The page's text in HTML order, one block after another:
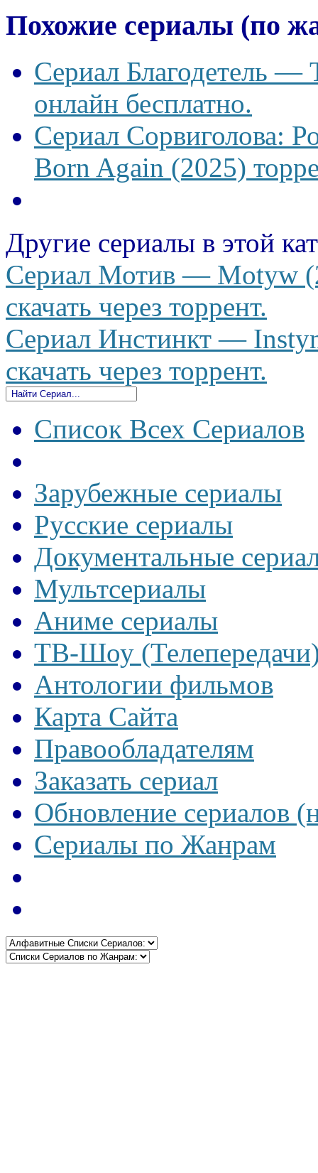
Похожие сериалы (по
Сериал Благодетель —
онлайн бесплатно.
Сериал Сорвиголова:
Born Again (2025)
Другие сериалы в этой
Сериал Мотив — Motyw
скачать через торрент.
Сериал Инстинкт —
скачать через торрент.
Список Всех Сериалов
Зарубежные сериалы
Русские сериалы
Документальные
Мультсериалы
Аниме сериалы
ТВ-Шоу
Антологии фильмов
Карта Сайта
Правообладателям
Заказать сериал
Обновление сериалов
Сериалы по Жанрам